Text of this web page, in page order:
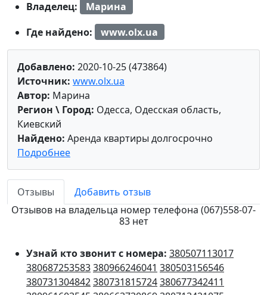
Владелец:
Марина
Где найдено:
www.olx.ua
Добавлено: 2020-10-25 (473864)
Источник: www.olx.ua
Автор: Марина
Регион \ Город: Одесса, Одесская область,
Киевский
Найдено: Аренда квартиры долгосрочно
Подробнее
Отзывы
Добавить отзыв
Отзывов на владельца номер телефона (067)558-07-
83 нет
Узнай кто звонит с номера: 380507113017
380687253583380966246041 380503156546
380731304842380731815724380677342411